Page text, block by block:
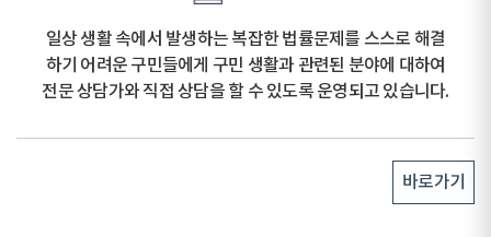
일상 생활 속에서 발생하는 복잡한 법률문제를 스스로 해결
하기 어려운 구민들에게 구민 생활과 관련된 분야에 대하여
전문 상담가와 직접 상담을 할 수 있도록 운영되고 있습니다.
바로가기